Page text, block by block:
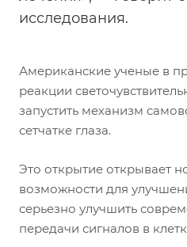
исследования.
Американские ученые в
реакции
запустить механизм
сетчатке глаза.
Это открытие открывает
возможности для
серьезно улучшить
передачи сигналов в